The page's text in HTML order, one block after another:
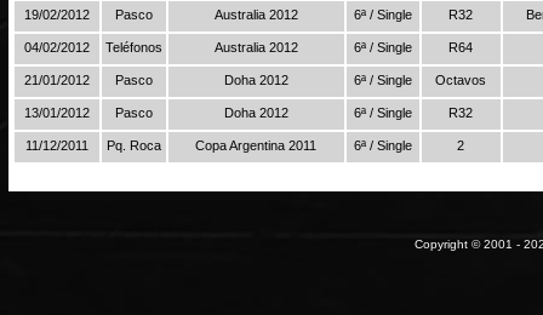
19/02/2012 Pasco Australia 2012 6ª / Single R32
04/02/2012 Teléfonos Australia 2012 6ª / Single R64
21/01/2012 Pasco Doha 2012 6ª / Single Octavos
13/01/2012 Pasco Doha 2012 6ª / Single R32
11/12/2011 Pq. Roca Copa Argentina 2011 6ª / Single 2
Copyright © 2001 -